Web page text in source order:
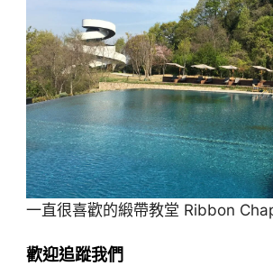
一直很喜歡的緞帶教堂 Ribbon
歡迎追蹤我們